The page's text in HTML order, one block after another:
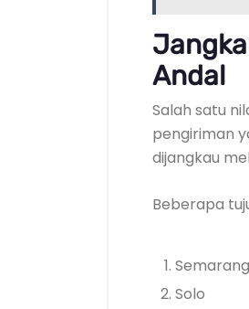
Andal
Salah satu
pengiriman
dijangkau
Beberapa
Semarang
Solo